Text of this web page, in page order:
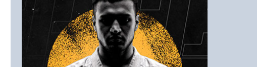
Пароль